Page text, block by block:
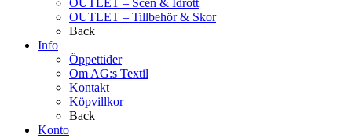
OUTLET – Scen & Idrott
OUTLET – Tillbehör & Skor
Back
Info
Öppettider
Om AG:s Textil
Kontakt
Köpvillkor
Back
Konto